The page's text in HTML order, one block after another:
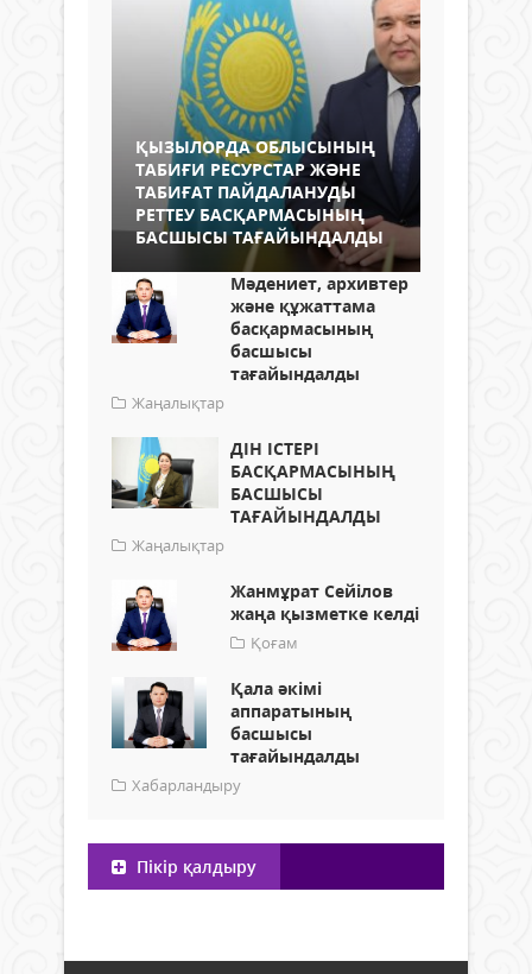
ҚЫЗЫЛОРДА ОБЛЫСЫНЫҢ
ТАБИҒИ РЕСУРСТАР ЖӘНЕ
ТАБИҒАТ ПАЙДАЛАНУДЫ
РЕТТЕУ БАСҚАРМАСЫНЫҢ
БАСШЫСЫ ТАҒАЙЫНДАЛДЫ
Мәдениет, архивтер
және құжаттама
басқармасының
басшысы
тағайындалды
Жаңалықтар
ДІН ІСТЕРІ
БАСҚАРМАСЫНЫҢ
БАСШЫСЫ
ТАҒАЙЫНДАЛДЫ
Жаңалықтар
Жанмұрат Сейілов
жаңа қызметке келді
Қоғам
Қала әкімі
аппаратының
басшысы
тағайындалды
Хабарландыру
Пікір қалдыру